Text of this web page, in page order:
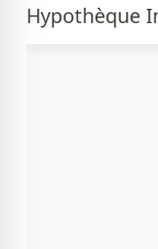
Hypothèque